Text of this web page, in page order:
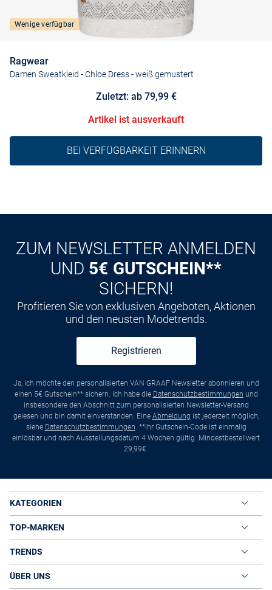
Wenige verfügbar
Ragwear
Damen Sweatkleid - Chloe Dress- weiß gemustert
Zuletzt: ab 79,99 €
Artikel ist ausverkauft
BEI VERFÜGBARKEIT ERINNERN
ZUM NEWSLETTER ANMELDEN
UND 5€ GUTSCHEIN**
SICHERN!
Profitieren Sie von exklusiven Angeboten, Aktionen
und den neusten Modetrends.
Registrieren
Ja, ich möchte den personalisierten VAN GRAAF Newsletter abonnieren und
einen 5€ Gutschein** sichern. Ich habe die Datenschutzbestimmungen und
insbesondere den Abschnitt zum personalisierten Newsletter-Versand
gelesen und bin damit einverstanden. Eine Abmeldung ist jederzeit möglich,
siehe Datenschutzbestimmungen. **Ihr Gutschein-Code ist einmalig
einlösbar und nach Ausstellungsdatum 4 Wochen gültig. Mindestbestellwert
29,99€.
KATEGORIEN
TOP-MARKEN
TRENDS
ÜBER UNS